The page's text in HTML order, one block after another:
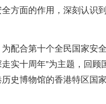
全方面的作用，深刻认识
为配合第十个全民国家安
走实十周年”为主题，回
史博物馆的香港特区国